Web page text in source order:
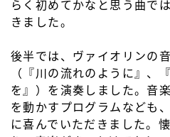
らく初めてかなと思う曲で
きました。
後半では、ヴァイオリンの
（『川の流れのように』、
を』）を演奏しました。音
を動かすプログラムなども
に喜んでいただきました。